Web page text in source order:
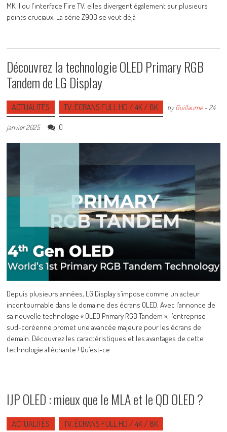
MK II ou l'interface Fire TV, elles divergent également sur plusieurs
points cruciaux. La série Z90B se veut déjà
Découvrez la technologie OLED Primary RGB
Tandem de LG Display
ACTUALITÉS TV, ÉCRANS FULL HD / 4K / 8K byGuillaume- 24
janvier 2025 0
Depuis plusieurs années, LG Display s’impose comme un acteur
incontournable dans le domaine des écrans OLED. Avec l’annonce de
sa nouvelle technologie « OLED Primary RGB Tandem », l’entreprise
sud-coréenne promet une avancée majeure pour les écrans de
demain. Découvrez les caractéristiques et les avantages de cette
technologie alléchante ! Qu’est-ce
IJP OLED : mieux que le MLA et le QD OLED ?
ACTUALITÉS TV, ÉCRANS FULL HD / 4K / 8K